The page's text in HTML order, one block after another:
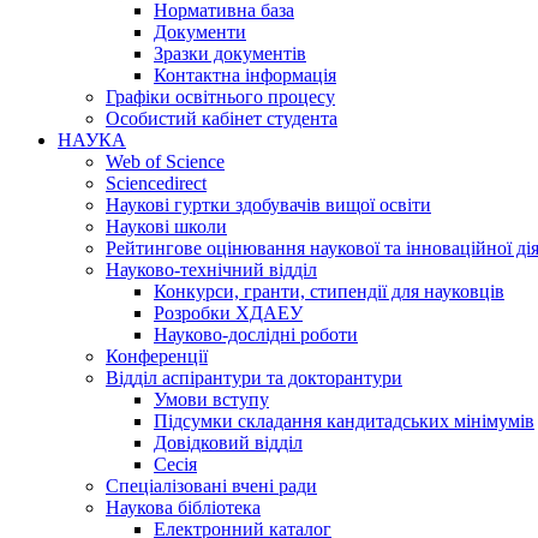
Нормативна база
Документи
Зразки документів
Контактна інформація
Графіки освітнього процесу
Особистий кабінет студента
НАУКА
Web of Science
Sciencedirect
Наукові гуртки здобувачів вищої освіти
Наукові школи
Рейтингове оцінювання наукової та інноваційної
Науково-технічний відділ
Конкурси, гранти, стипендії для науковців
Розробки ХДАЕУ
Науково-дослідні роботи
Конференції
Відділ аспірантури та докторантури
Умови вступу
Підсумки складання кандитадських мінімумів
Довідковий відділ
Сесія
Спеціалізовані вчені ради
Наукова бібліотека
Електронний каталог